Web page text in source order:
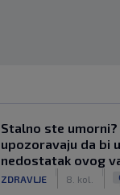
Stalno ste umorni?
upozoravaju da bi
nedostatak ovog
ZDRAVLJE 8. kol.